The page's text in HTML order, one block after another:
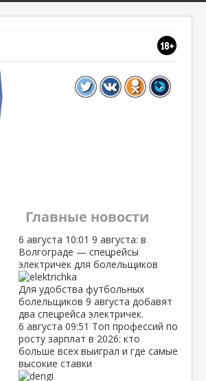
Главные новости
6 августа 10:01 9 августа: в
Волгограде — спецрейсы
электричек для болельщиков
Для удобства футбольных
болельщиков 9 августа добавят
два спецрейса электричек.
6 августа 09:51 Топ профессий по
росту зарплат в 2026: кто
больше всех выиграл и где самые
высокие ставки